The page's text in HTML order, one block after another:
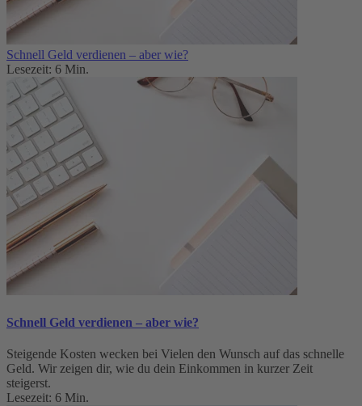
Schnell Geld verdienen – aber wie?
Lesezeit: 6 Min.
Schnell Geld verdienen – aber wie?
Steigende Kosten wecken bei Vielen den Wunsch auf das schnelle
Geld. Wir zeigen dir, wie du dein Einkommen in kurzer Zeit
steigerst.
Lesezeit: 6 Min.